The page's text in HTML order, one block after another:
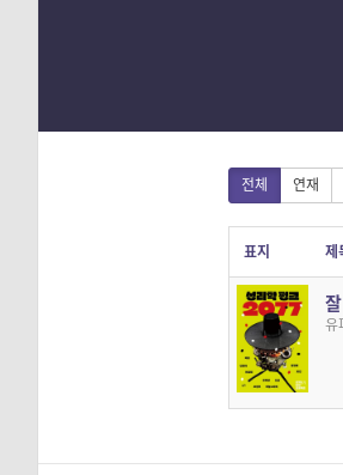
전체 연재
표지 제
유